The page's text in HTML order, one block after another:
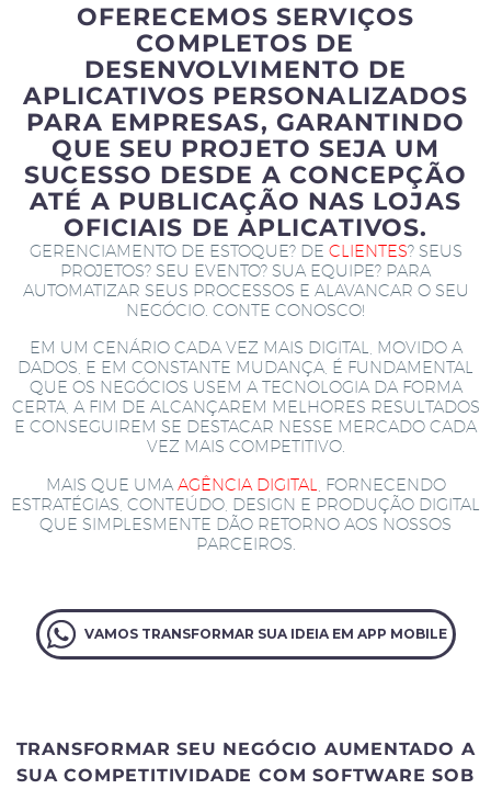
OFERECEMOS SERVIÇOS
COMPLETOS DE
DESENVOLVIMENTO DE
APLICATIVOS PERSONALIZADOS
PARA EMPRESAS, GARANTINDO
QUE SEU PROJETO SEJA UM
SUCESSO DESDE A CONCEPÇÃO
ATÉ A PUBLICAÇÃO NAS LOJAS
OFICIAIS DE APLICATIVOS.
GERENCIAMENTO DE ESTOQUE? DE CLIENTES? SEUS
PROJETOS? SEU EVENTO? SUA EQUIPE? PARA
AUTOMATIZAR SEUS PROCESSOS E ALAVANCAR O SEU
NEGÓCIO. CONTE CONOSCO!
EM UM CENÁRIO CADA VEZ MAIS DIGITAL, MOVIDO A
DADOS, E EM CONSTANTE MUDANÇA, É FUNDAMENTAL
QUE OS NEGÓCIOS USEM A TECNOLOGIA DA FORMA
CERTA, A FIM DE ALCANÇAREM MELHORES RESULTADOS
E CONSEGUIREM SE DESTACAR NESSE MERCADO CADA
VEZ MAIS COMPETITIVO.
MAIS QUE UMA AGÊNCIA DIGITAL
, FORNECENDO
ESTRATÉGIAS, CONTEÚDO, DESIGN E PRODUÇÃO DIGITAL
QUE SIMPLESMENTE DÃO RETORNO AOS NOSSOS
PARCEIROS.
VAMOS TRANSFORMAR SUA IDEIA EM APP MOBILE
TRANSFORMAR SEU NEGÓCIO AUMENTADO A
SUA COMPETITIVIDADE COM SOFTWARE SOB